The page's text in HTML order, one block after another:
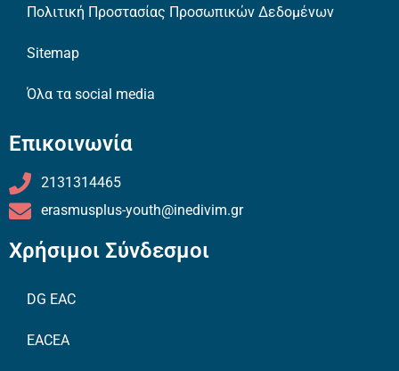
Πολιτική Προστασίας Προσωπικών Δεδομένων
Sitemap
Όλα τα social media
Επικοινωνία
2131314465
erasmusplus-youth@inedivim.gr
Χρήσιμοι Σύνδεσμοι
DG EAC
EACEA